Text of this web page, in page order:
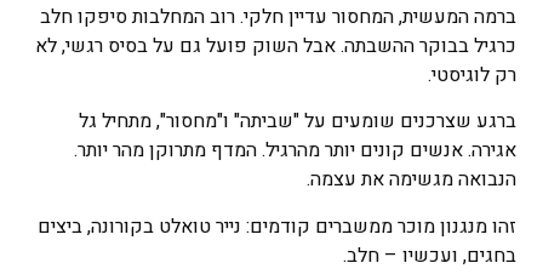
ברמה המעשית, המחסור עדיין חלקי. רוב המחלבות סיפקו חלב
כרגיל בבוקר ההשבתה. אבל השוק פועל גם על בסיס רגשי, לא
רק לוגיסטי.
ברגע שצרכנים שומעים על "שביתה" ו"מחסור", מתחיל גל
אגירה. אנשים קונים יותר מהרגיל. המדף מתרוקן מהר יותר.
הנבואה מגשימה את עצמה.
זהו מנגנון מוכר ממשברים קודמים: נייר טואלט בקורונה, ביצים
בחגים, ועכשיו – חלב.